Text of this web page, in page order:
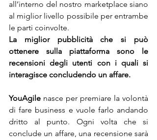
all’interno del nostro marketplace siano
al miglior livello possibile per entrambe
le parti coinvolte.
La miglior pubblicità che si può
ottenere sulla piattaforma sono le
recensioni degli utenti con i quali si
interagisce concludendo un affare.
YouAgile nasce per premiare la volontà
di fare business e vuole farlo andando
dritto al punto. Ogni volta che si
conclude un affare, una recensione sarà